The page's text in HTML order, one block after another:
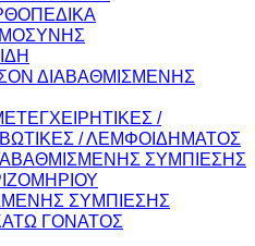
ΔΙΑΒΑΘΜΙΣΜΕΝΗΣ
/
/ ΛΕΜΦΟΙΔΗΜΑΤΟΣ
ΣΥΜΠΙΕΣΗΣ
ΣΥΜΠΙΕΣΗΣ
ΓΟΝΑΤΟΣ